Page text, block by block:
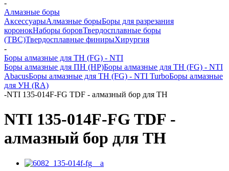
-
Алмазные боры
АксессуарыАлмазные борыБоры для разрезания
коронокНаборы боровТвердосплавные боры
(ТВС)Твердосплавные финирыХирургия
-
Боры алмазные для ТН (FG) - NTI
Боры алмазные для ПН (HP)Боры алмазные для ТН (FG) - NTI
AbacusБоры алмазные для ТН (FG) - NTI TurboБоры алмазные
для УН (RA)
-NTI 135-014F-FG TDF - алмазный бор для ТН
NTI 135-014F-FG TDF -
алмазный бор для ТН